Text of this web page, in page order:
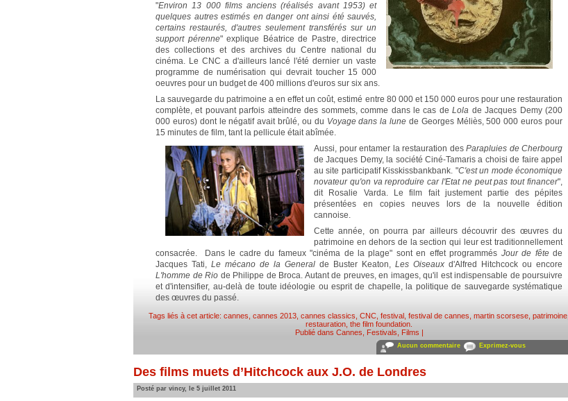
"Environ 13 000 films anciens (réalisés avant 1953) et
quelques autres estimés en danger ont ainsi été sauvés,
certains restaurés, d'autres seulement transférés sur un
support pérenne" explique Béatrice de Pastre, directrice
des collections et des archives du Centre national du
cinéma. Le CNC a d'ailleurs lancé l'été dernier un vaste
programme de numérisation qui devrait toucher 15 000
oeuvres pour un budget de 400 millions d'euros sur six ans.
La sauvegarde du patrimoine a en effet un coût, estimé entre 80 000 et 150 000 euros pour une restauration
complète, et pouvant parfois atteindre des sommets, comme dans le cas deLola de Jacques Demy (200
000 euros) dont le négatif avait brûlé, ou du Voyage dans la lune de Georges Méliès, 500 000 euros pour
15 minutes de film, tant la pellicule était abîmée.
Aussi, pour entamer la restauration des Parapluies de Cherbourg
de Jacques Demy, la société Ciné-Tamaris a choisi de faire appel
au site participatif Kisskissbankbank. "C'est un mode économique
novateur qu'on va reproduire car l'Etat ne peut pas tout financer",
dit Rosalie Varda. Le film fait justement partie des pépites
présentées en copies neuves lors de la nouvelle édition
cannoise.
Cette année, on pourra par ailleurs découvrir des œuvres du
patrimoine en dehors de la section qui leur est traditionnellement
consacrée. Dans le cadre du fameux "cinéma de la plage" sont en effet programmés Jour de fêtede
Jacques Tati, Le mécano de la General de Buster Keaton, Les Oiseaux d'Alfred Hitchcock ou encore
L'homme de Rio de Philippe de Broca. Autant de preuves, en images, qu'il est indispensable de poursuivre
et d'intensifier, au-delà de toute idéologie ou esprit de chapelle, la politique de sauvegarde systématique
des œuvres du passé.
Tags liés à cet article: cannes cannes 2013 cannes classics CNC festival festival de cannes martin scorsese patrimoine
restauration the film foundation
Publié dans Cannes Festivals Films |
Aucun commentaire Exprimez-vous
Des films muets d’Hitchcock aux J.O. de Londres
Posté par vincy, le 5 juillet 2011